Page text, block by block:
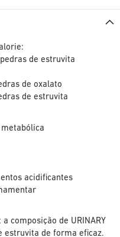
de estruvita
de oxalato
de estruvita
metabólica
acidificantes
composição de URINARY
estruvita de forma eficaz.